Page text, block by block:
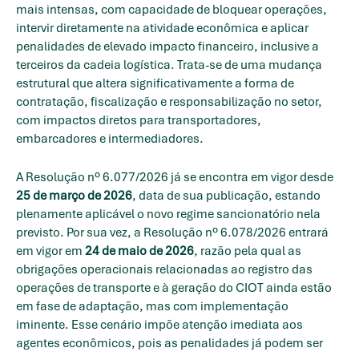
mais intensas, com capacidade de bloquear operações,
intervir diretamente na atividade econômica e aplicar
penalidades de elevado impacto financeiro, inclusive a
terceiros da cadeia logística. Trata-se de uma mudança
estrutural que altera significativamente a forma de
contratação, fiscalização e responsabilização no setor,
com impactos diretos para transportadores,
embarcadores e intermediadores.
A Resolução nº 6.077/2026 já se encontra em vigor desde
25 de março de 2026, data de sua publicação, estando
plenamente aplicável o novo regime sancionatório nela
previsto. Por sua vez, a Resolução nº 6.078/2026 entrará
em vigor em 24 de maio de 2026, razão pela qual as
obrigações operacionais relacionadas ao registro das
operações de transporte e à geração do CIOT ainda estão
em fase de adaptação, mas com implementação
iminente. Esse cenário impõe atenção imediata aos
agentes econômicos, pois as penalidades já podem ser